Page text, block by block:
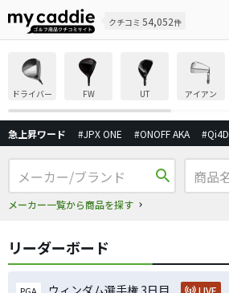
クチコミ 54,052件
ドライバー FW UT アイアン
急上昇ワード #JPX ONE #ONOFF AKA #Qi4D
search
メーカー一覧から商品を探す
リーダーボード
ウィンダム選手権 3日目 LIVE